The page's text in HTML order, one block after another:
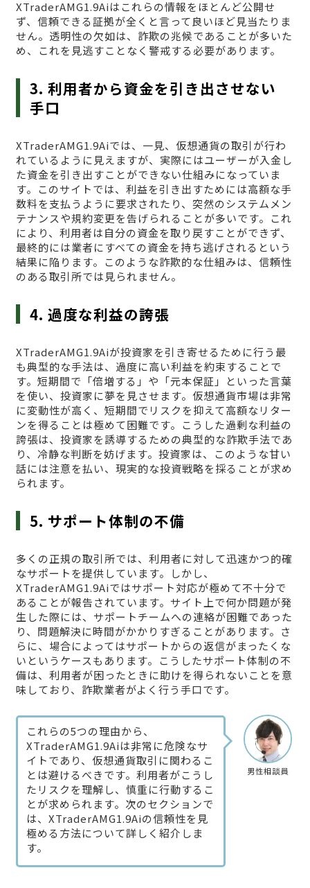
XTraderAMG1.9Aiはこれらの情報をほとんど公開せ
ず、信頼できる証拠が全くと言って良いほど見当たりま
せん。透明性の欠如は、詐欺の兆候であることが多いた
め、これを見逃すことなく警戒する必要があります。
3. 利用者から資金を引き出させない
手口
XTraderAMG1.9Aiでは、一見、仮想通貨の取引が行わ
れているように見えますが、実際にはユーザーが入金し
た資金を引き出すことができない仕組みになっていま
す。このサイトでは、利益を引き出すためには高額な手
数料を支払うように要求されたり、突然のシステムメン
テナンスや規約変更を告げられることが多いです。これ
により、利用者は自分の資金を取り戻すことができず、
最終的には業者にすべての資金を持ち逃げされるという
結果に陥ります。このような詐欺的な仕組みは、信頼性
のある取引所では見られません。
4. 過度な利益の誇張
XTraderAMG1.9Aiが投資家を引き寄せるために行う最
も典型的な手法は、過度に高い利益を約束することで
す。短期間で「倍増する」や「元本保証」といった言葉
を使い、投資家に夢を見させます。仮想通貨市場は非常
に変動性が高く、短期間でリスクを抑えて高額なリター
ンを得ることは極めて困難です。こうした過剰な利益の
誇張は、投資家を誘導するための典型的な詐欺手法であ
り、冷静な判断を妨げます。投資家は、このような甘い
話には注意を払い、現実的な投資戦略を採ることが求め
られます。
5. サポート体制の不備
多くの正規の取引所では、利用者に対して迅速かつ的確
なサポートを提供しています。しかし、
XTraderAMG1.9Aiではサポート対応が極めて不十分で
あることが報告されています。サイト上で何か問題が発
生した際には、サポートチームへの連絡が困難であった
り、問題解決に時間がかかりすぎることがあります。さ
らに、場合によってはサポートからの返信がまったくな
いというケースもあります。こうしたサポート体制の不
備は、利用者が困ったときに助けを得られないことを意
味しており、詐欺業者がよく行う手口です。
男性相談員
これらの5つの理由から、
XTraderAMG1.9Aiは非常に危険なサ
イトであり、仮想通貨取引に関わるこ
とは避けるべきです。利用者がこうし
たリスクを理解し、慎重に行動するこ
とが求められます。次のセクションで
は、XTraderAMG1.9Aiの信頼性を見
極める方法について詳しく紹介しま
す。